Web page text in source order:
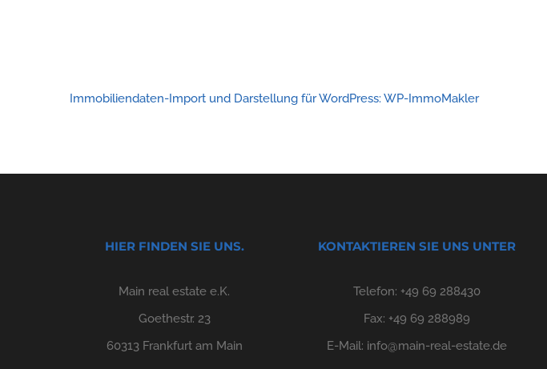
Immobiliendaten-Import und Darstellung für WordPress: WP-ImmoMakler
HIER FINDEN SIE UNS.
Main real estate e.K.
Goethestr. 23
60313 Frankfurt am Main
KONTAKTIEREN SIE UNS UNTER
Telefon: +49 69 288430
Fax: +49 69 288989
E-Mail: info@main-real-estate.de